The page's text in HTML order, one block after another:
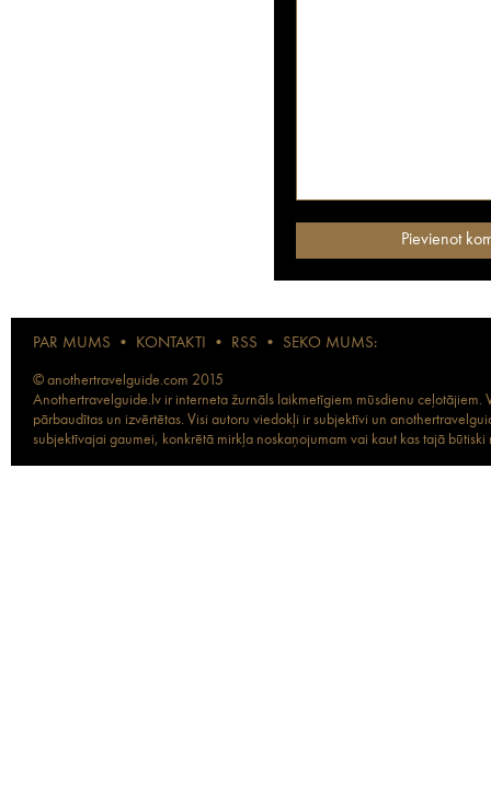
PAR MUMS • KONTAKTI • RSS • SEKO MUMS:
© anothertravelguide.com 2015
Anothertravelguide.lv ir interneta žurnāls laikmetīgiem mūsdienu
pārbaudītas un izvērtētas. Visi autoru viedokļi ir subjektīvi un
subjektīvajai gaumei, konkrētā mirkļa noskaņojumam vai kaut kas tajā